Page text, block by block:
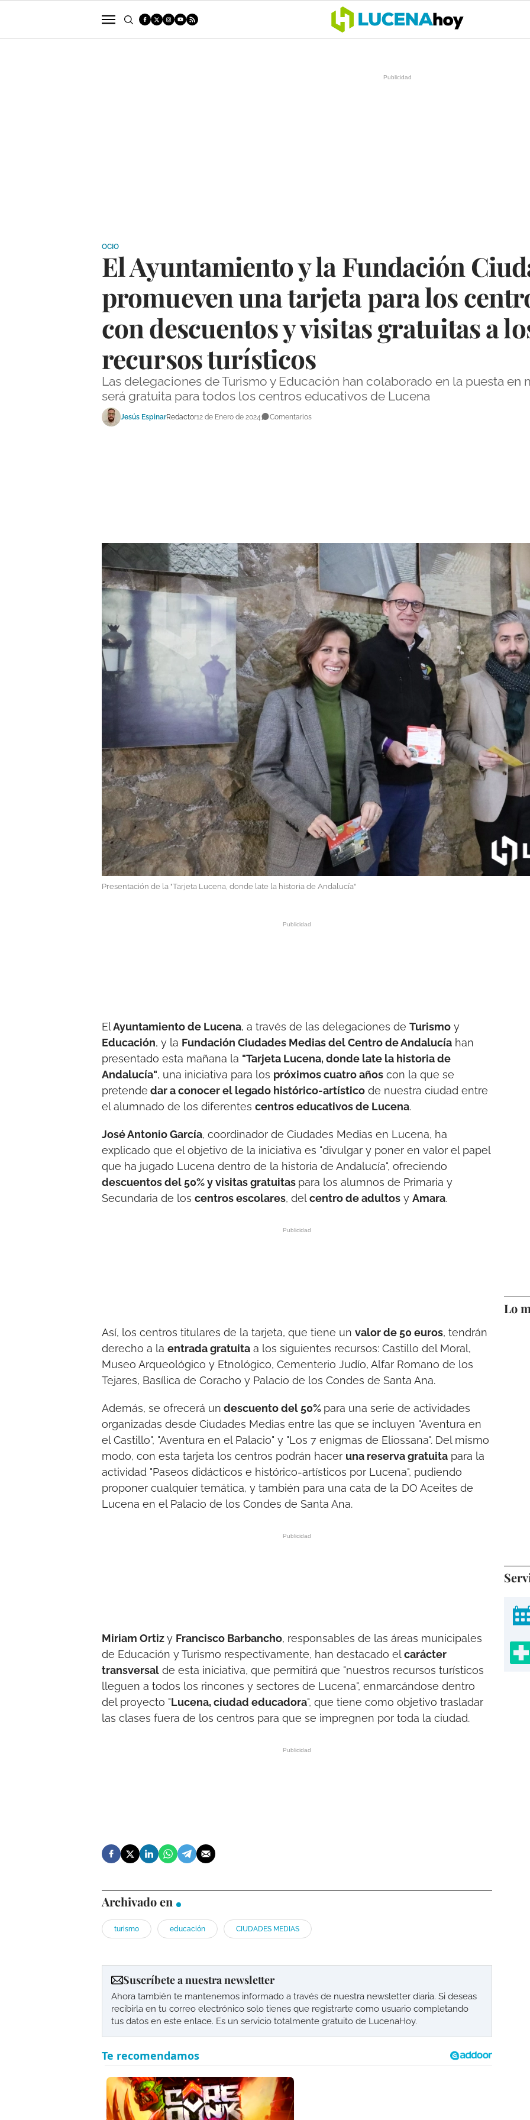
OCIO
El Ayuntamiento y la Fundación
promueven una tarjeta para los
con descuentos y visitas gratuitas a
recursos turísticos
Las delegaciones de Turismo y Educación han colaborado en la puesta en
será gratuita para todos los centros educativos de Lucena
Jesús EspinarRedactor12 de Enero de 2024 Comentarios
Presentación de la "Tarjeta Lucena, donde late la historia de Andalucía"
ElAyuntamiento de Lucena, a través de las delegaciones de Turismo y
Educación, y la Fundación Ciudades Medias del Centro de Andalucía han
presentado esta mañana la "Tarjeta Lucena, donde late la historia de
Andalucía", una iniciativa para los próximos cuatro años con la que se
pretende dar a conocer el legado histórico-artístico de nuestra ciudad entre
el alumnado de los diferentes centros educativos de Lucena.
José Antonio García, coordinador de Ciudades Medias en Lucena, ha
explicado que el objetivo de la iniciativa es "divulgar y poner en valor el papel
que ha jugado Lucena dentro de la historia de Andalucía", ofreciendo
descuentos del 50% y visitas gratuitas para los alumnos de Primaria y
Secundaria de los centros escolares, delcentro de adultos y Amara.
Así, los centros titulares de la tarjeta, que tiene un valor de 50 euros, tendrán
derecho a la entrada gratuita a los siguientes recursos: Castillo del Moral,
Museo Arqueológico y Etnológico, Cementerio Judío, Alfar Romano de los
Tejares, Basílica de Coracho y Palacio de los Condes de Santa Ana.
Además, se ofrecerá un descuento del 50% para una serie de actividades
organizadas desde Ciudades Medias entre las que se incluyen "Aventura en
el Castillo", "Aventura en el Palacio" y "Los 7 enigmas de Eliossana". Del mismo
modo, con esta tarjeta los centros podrán hacer una reserva gratuita para la
actividad "Paseos didácticos e histórico-artísticos por Lucena", pudiendo
proponer cualquier temática, y también para una cata de la DO Aceites de
Lucena en el Palacio de los Condes de Santa Ana.
Miriam Ortizy Francisco Barbancho, responsables de las áreas municipales
de Educación y Turismo respectivamente, han destacado elcarácter
transversal de esta iniciativa, que permitirá que "nuestros recursos turísticos
lleguen a todos los rincones y sectores de Lucena", enmarcándose dentro
del proyecto "Lucena, ciudad educadora", que tiene como objetivo trasladar
las clases fuera de los centros para que se impregnen por toda la ciudad.
Archivado en
turismo educación CIUDADES MEDIAS
Suscríbete a nuestra newsletter
Ahora también te mantenemos informado a través de nuestra newsletter diaria. Si deseas
recibirla en tu correo electrónico solo tienes que registrarte como usuario completando
tus datos en este enlace. Es un servicio totalmente gratuito de LucenaHoy.
Lo